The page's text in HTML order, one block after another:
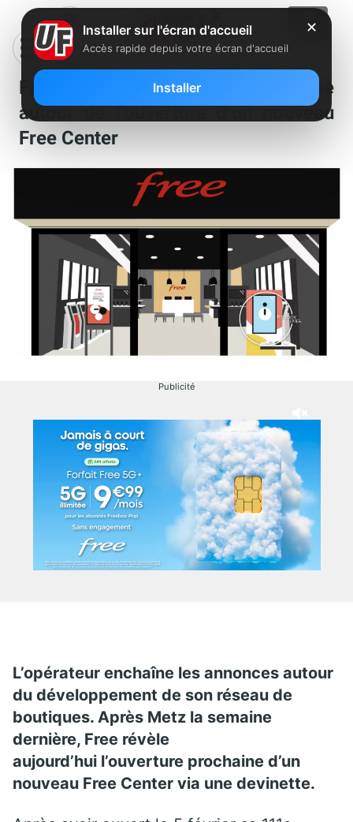
Free lance une nouvelle énigme
autour de l’ouverture d’un nouveau
Free Center
Publicité
L’opérateur enchaîne les annonces autour
du développement de son réseau de
boutiques. Après Metz la semaine
dernière, Free révèle
aujourd’hui l’ouverture prochaine d’un
nouveau Free Center via une devinette.
✕
Installer sur l'écran d'accueil
Accès rapide depuis votre écran d'accueil
Installer